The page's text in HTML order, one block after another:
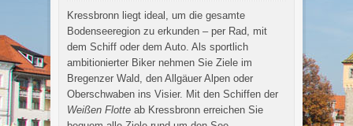
Kressbronn liegt ideal, um die gesamte
Bodenseeregion zu erkunden – per Rad, mit
dem Schiff oder dem Auto. Als sportlich
ambitionierter Biker nehmen Sie Ziele im
Bregenzer Wald, den Allgäuer Alpen oder
Oberschwaben ins Visier. Mit den Schiffen der
Weißen Flotte ab Kressbronn erreichen Sie